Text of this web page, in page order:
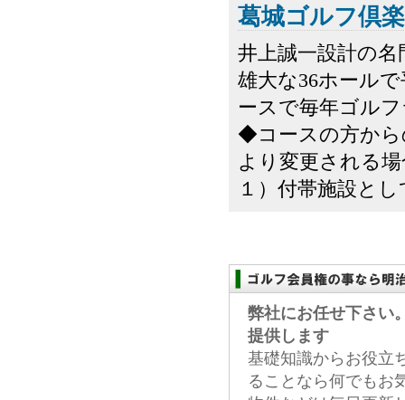
葛城ゴルフ倶
井上誠一設計の
雄大な36ホール
ースで毎年ゴル
◆コースの方から
より変更される
１）付帯施設と
弊社にお任せ下さい
提供します
基礎知識からお役立
ることなら何でもお